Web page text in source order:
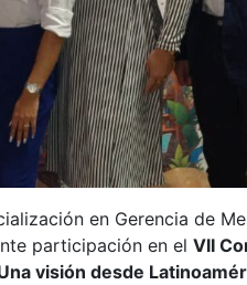
en Gerencia de
participación en el VII
visión desde